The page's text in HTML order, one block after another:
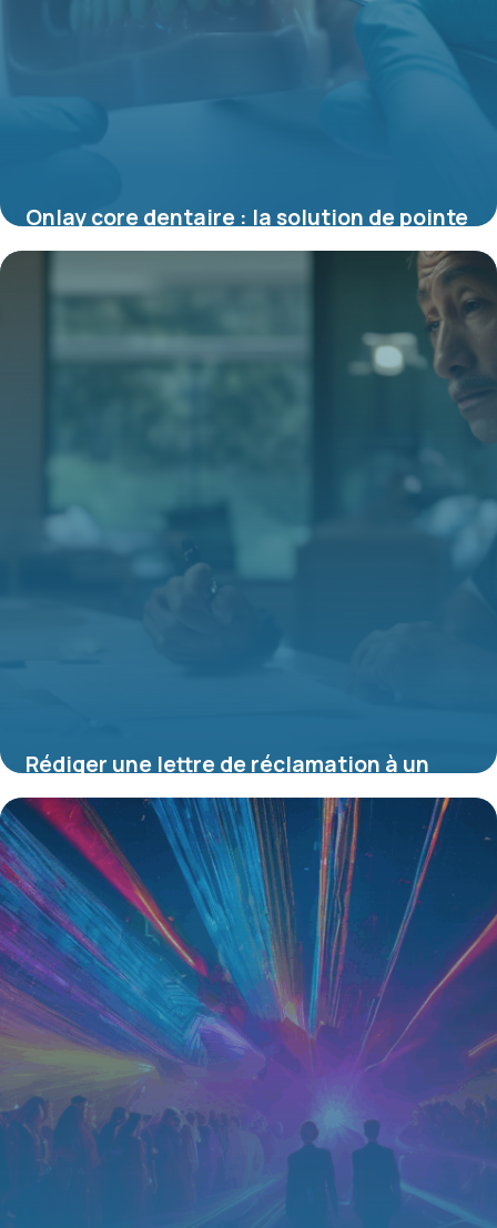
Onlay core dentaire : la solution de pointe
pour la restauration des dents abîmées
10 juillet 2025
Rédiger une lettre de réclamation à un
dentiste : guide pratique pour défendre
vos droits
10 juillet 2025